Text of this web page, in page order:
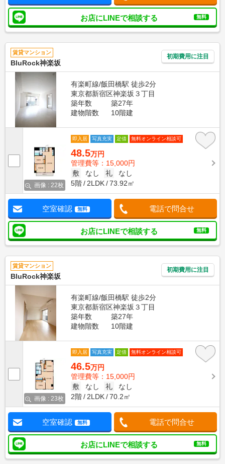
お店にLINEで相談する 無料
賃貸マンション
BluRock神楽坂
初期費用に注目
有楽町線/飯田橋駅 徒歩2分
東京都新宿区神楽坂３丁目
築年数
築27年
建物階数
10階建
画像 : 22枚
即入居 写真充実 定借 無料オンライン相談可
48.5万円
管理費等：15,000円
敷
なし 礼
なし
5階
2LDK 73.92㎡
空室確認 無料 電話で問合せ
お店にLINEで相談する 無料
賃貸マンション
BluRock神楽坂
初期費用に注目
有楽町線/飯田橋駅 徒歩2分
東京都新宿区神楽坂３丁目
築年数
築27年
建物階数
10階建
画像 : 23枚
即入居 写真充実 定借 無料オンライン相談可
46.5万円
管理費等：15,000円
敷
なし 礼
なし
2階
2LDK 70.2㎡
空室確認 無料 電話で問合せ
お店にLINEで相談する 無料